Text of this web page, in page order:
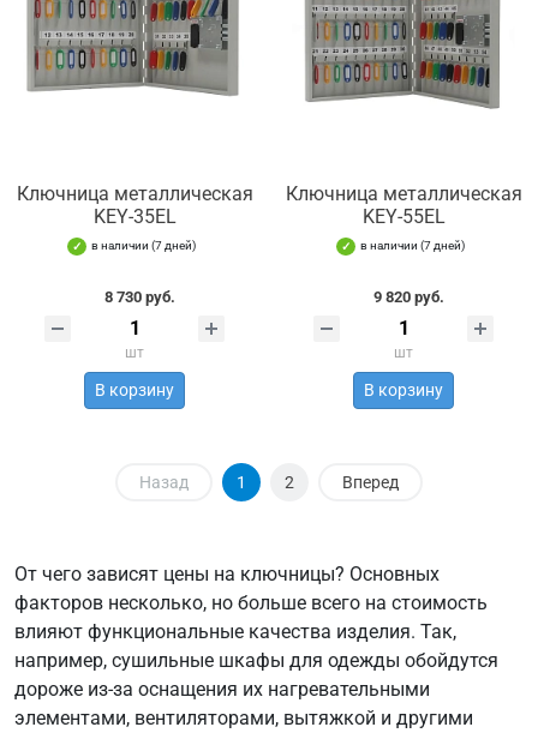
Ключница металлическая
KEY-35EL
в наличии (7 дней)
8 730 руб.
шт
В корзину
Ключница металлическая
KEY-55EL
в наличии (7 дней)
9 820 руб.
шт
В корзину
Назад 1 2 Вперед
От чего зависят цены на ключницы? Основных
факторов несколько, но больше всего на стоимость
влияют функциональные качества изделия. Так,
например, сушильные шкафы для одежды обойдутся
дороже из-за оснащения их нагревательными
элементами, вентиляторами, вытяжкой и другими